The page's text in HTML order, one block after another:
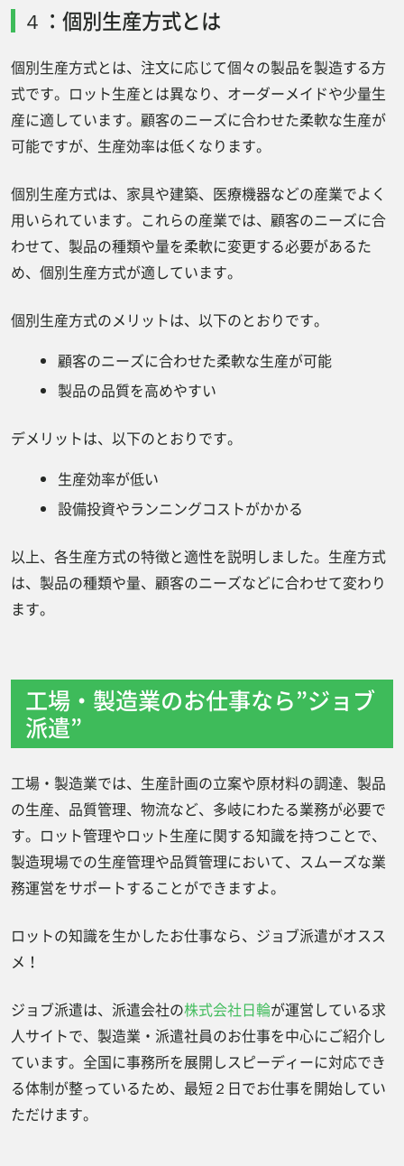
４：個別生産方式とは
個別生産方式とは、注文に応じて個々の製品を製造する方
式です。ロット生産とは異なり、オーダーメイドや少量生
産に適しています。顧客のニーズに合わせた柔軟な生産が
可能ですが、生産効率は低くなります。
個別生産方式は、家具や建築、医療機器などの産業でよく
用いられています。これらの産業では、顧客のニーズに合
わせて、製品の種類や量を柔軟に変更する必要があるた
め、個別生産方式が適しています。
個別生産方式のメリットは、以下のとおりです。
顧客のニーズに合わせた柔軟な生産が可能
製品の品質を高めやすい
デメリットは、以下のとおりです。
生産効率が低い
設備投資やランニングコストがかかる
以上、各生産方式の特徴と適性を説明しました。生産方式
は、製品の種類や量、顧客のニーズなどに合わせて変わり
ます。
工場・製造業のお仕事なら”ジョブ
派遣”
工場・製造業では、生産計画の立案や原材料の調達、製品
の生産、品質管理、物流など、多岐にわたる業務が必要で
す。ロット管理やロット生産に関する知識を持つことで、
製造現場での生産管理や品質管理において、スムーズな業
務運営をサポートすることができますよ。
ロットの知識を生かしたお仕事なら、ジョブ派遣がオスス
メ！
ジョブ派遣は、派遣会社の株式会社日輪が運営している求
人サイトで、製造業・派遣社員のお仕事を中心にご紹介し
ています。全国に事務所を展開しスピーディーに対応でき
る体制が整っているため、最短２日でお仕事を開始してい
ただけます。